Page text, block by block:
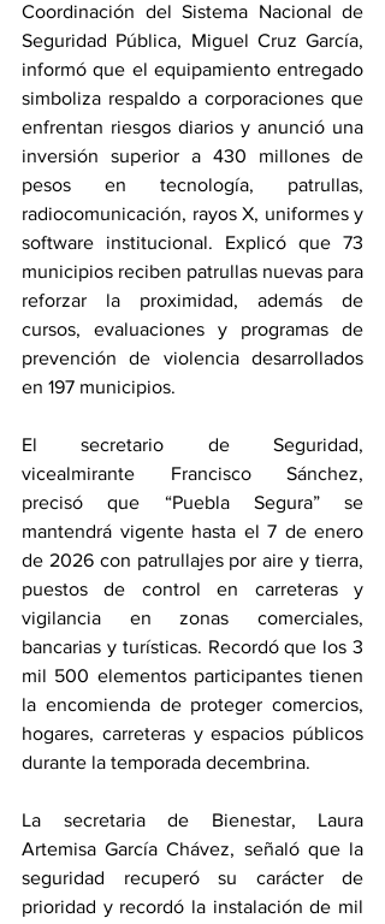
Coordinación del Sistema Nacional de
Seguridad Pública, Miguel Cruz García,
informó que el equipamiento entregado
simboliza respaldo a corporaciones que
enfrentan riesgos diarios y anunció una
inversión superior a 430 millones de
pesos en tecnología, patrullas,
radiocomunicación, rayos X, uniformes y
software institucional. Explicó que 73
municipios reciben patrullas nuevas para
reforzar la proximidad, además de
cursos, evaluaciones y programas de
prevención de violencia desarrollados
en 197 municipios.
El secretario de Seguridad,
vicealmirante Francisco Sánchez,
precisó que “Puebla Segura” se
mantendrá vigente hasta el 7 de enero
de 2026 con patrullajes por aire y tierra,
puestos de control en carreteras y
vigilancia en zonas comerciales,
bancarias y turísticas. Recordó que los 3
mil 500 elementos participantes tienen
la encomienda de proteger comercios,
hogares, carreteras y espacios públicos
durante la temporada decembrina.
La secretaria de Bienestar, Laura
Artemisa García Chávez, señaló que la
seguridad recuperó su carácter de
prioridad y recordó la instalación de mil